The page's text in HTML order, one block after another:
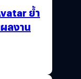
ย้ำ
ลงาน